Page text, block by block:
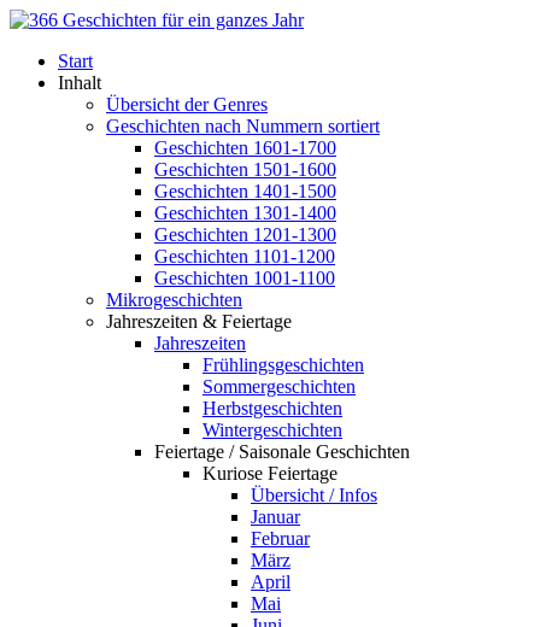
Start
Inhalt
Übersicht der Genres
Geschichten nach Nummern sortiert
Geschichten 1601-1700
Geschichten 1501-1600
Geschichten 1401-1500
Geschichten 1301-1400
Geschichten 1201-1300
Geschichten 1101-1200
Geschichten 1001-1100
Mikrogeschichten
Jahreszeiten & Feiertage
Jahreszeiten
Frühlingsgeschichten
Sommergeschichten
Herbstgeschichten
Wintergeschichten
Feiertage / Saisonale Geschichten
Kuriose Feiertage
Übersicht / Infos
Januar
Februar
März
April
Mai